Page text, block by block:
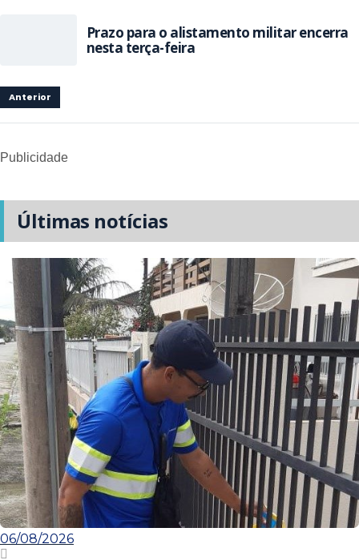
Prazo para o alistamento militar encerra
nesta terça-feira
Anterior
Publicidade
Últimas notícias
06/08/2026